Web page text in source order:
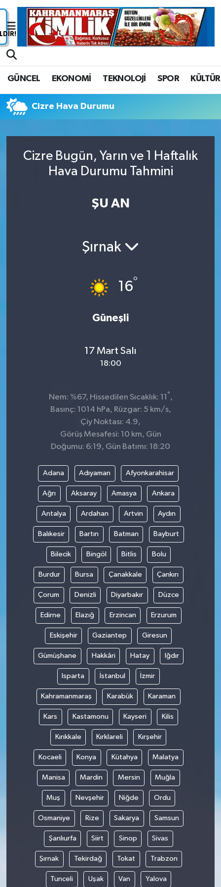
GÜNCEL EKONOMİ TEKNOLOJİ SPOR KÜLTÜR
Cizre Hava Durumu
Cizre Bugün, Yarın ve 1 Haftalık
Hava Durumu Tahmini
ŞU AN
Şırnak
16°
Güneşli
17 Mart Salı
18:00
Nem: %67, Hissedilen Sıcaklık: 11 ° ,
Basınç: 1014 hPa, Rüzgar: 5 km/s,
Çiy Noktası: 4.9,
Görüş Mesafesi: 10 km, Gün
Doğumu: 6:19, Gün Batımı: 18:20
Adana Adıyaman Afyonkarahisar
Ağrı Aksaray Amasya Ankara
Antalya Ardahan Artvin Aydın
Balıkesir Bartın Batman Bayburt
Bilecik Bingöl Bitlis Bolu
Burdur Bursa Çanakkale Çankırı
Çorum Denizli Diyarbakır Düzce
Edirne Elazığ Erzincan Erzurum
Eskişehir Gaziantep Giresun
Gümüşhane Hakkâri Hatay Iğdır
Isparta İstanbul İzmir
Kahramanmaraş Karabük Karaman
Kars Kastamonu Kayseri Kilis
Kırıkkale Kırklareli Kırşehir
Kocaeli Konya Kütahya Malatya
Manisa Mardin Mersin Muğla
Muş Nevşehir Niğde Ordu
Osmaniye Rize Sakarya Samsun
Şanlıurfa Siirt Sinop Sivas
Şırnak Tekirdağ Tokat Trabzon
Tunceli Uşak Van Yalova
Nöbetçi Eczaneler
Trafik Durumu
Süper Lig Puan Durumu ve Fikstür
Tüm Manşetler